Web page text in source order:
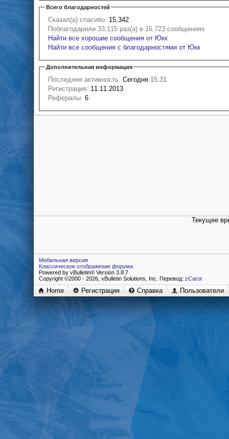
Всего благодарностей
Сказал(а) спасибо: 15,342
Поблагодарили 33,115 раз(а) в 16,723 сообщениях
Найти все хорошие сообщения от Юкк
Найти все сообщения с благодарностями от Юкк
Дополнительная информация
Последняя активность: Сегодня 15:31
Регистрация: 11.11.2013
Рефералы: 6
Текущее
Мобильная версия
Классическое отображение форума
Powered by vBulletin® Version 3.8.7
Copyright ©2000 - 2026, vBulletin Solutions, Inc. Перевод: zCarot
Home Регистрация Справка Пользователи